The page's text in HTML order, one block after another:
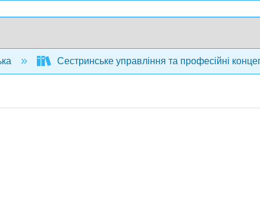
Сестринське управління та професійні